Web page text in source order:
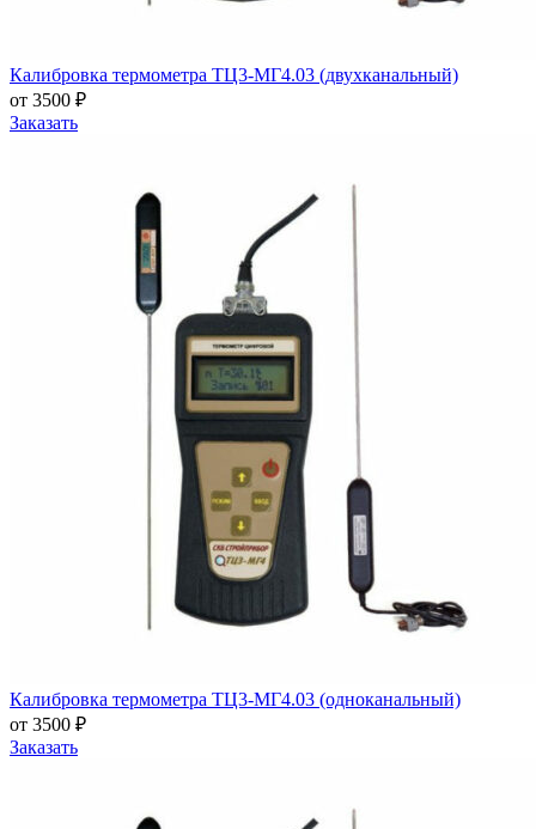
Калибровка термометра ТЦ3-МГ4.03 (двухканальный)
от 3500 ₽
Заказать
Калибровка термометра ТЦ3-МГ4.03 (одноканальный)
от 3500 ₽
Заказать